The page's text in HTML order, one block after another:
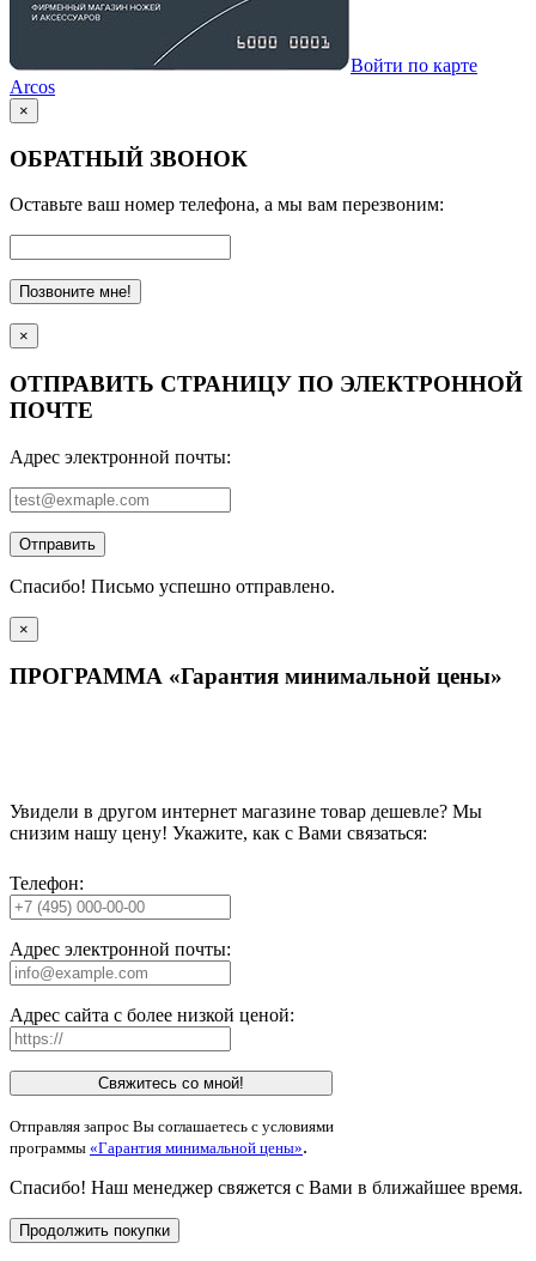
Войти по карте
Arcos
×
ОБРАТНЫЙ ЗВОНОК
Оставьте ваш номер телефона, а мы вам перезвоним:
Позвоните мне!
×
ОТПРАВИТЬ СТРАНИЦУ ПО ЭЛЕКТРОННОЙ
ПОЧТЕ
Адрес электронной почты:
Отправить
Спасибо! Письмо успешно отправлено.
×
ПРОГРАММА «Гарантия минимальной цены»
Увидели в другом интернет магазине товар дешевле? Мы
снизим нашу цену! Укажите, как с Вами связаться:
Телефон:
Адрес электронной почты:
Адрес сайта с более низкой ценой:
Свяжитесь со мной!
Отправляя запрос Вы соглашаетесь с условиями
программы «Гарантия минимальной цены».
Спасибо! Наш менеджер свяжется с Вами в ближайшее время.
Продолжить покупки